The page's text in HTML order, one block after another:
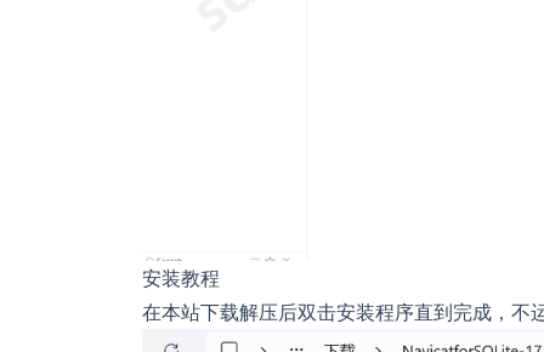
安装教程
在本站下载解压后双击安装程序直到完成，不